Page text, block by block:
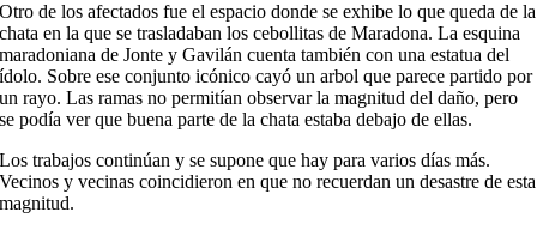
Otro de los afectados fue el espacio donde se exhibe lo que queda de la
chata en la que se trasladaban los cebollitas de Maradona. La esquina
maradoniana de Jonte y Gavilán cuenta también con una estatua del
ídolo. Sobre ese conjunto icónico cayó un arbol que parece partido por
un rayo. Las ramas no permitían observar la magnitud del daño, pero
se podía ver que buena parte de la chata estaba debajo de ellas.
Los trabajos continúan y se supone que hay para varios días más.
Vecinos y vecinas coincidieron en que no recuerdan un desastre de esta
magnitud.